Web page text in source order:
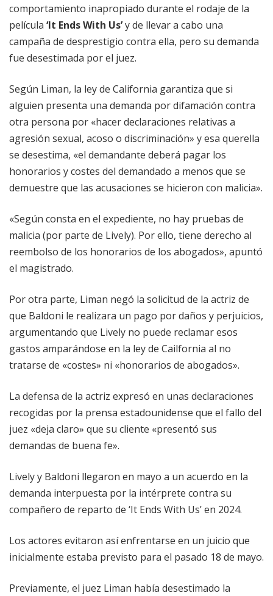
comportamiento inapropiado durante el rodaje de la
película ‘It Ends With Us’y de llevar a cabo una
campaña de desprestigio contra ella, pero su demanda
fue desestimada por el juez.
Según Liman, la ley de California garantiza que si
alguien presenta una demanda por difamación contra
otra persona por «hacer declaraciones relativas a
agresión sexual, acoso o discriminación» y esa querella
se desestima, «el demandante deberá pagar los
honorarios y costes del demandado a menos que se
demuestre que las acusaciones se hicieron con malicia».
«Según consta en el expediente, no hay pruebas de
malicia (por parte de Lively). Por ello, tiene derecho al
reembolso de los honorarios de los abogados», apuntó
el magistrado.
Por otra parte, Liman negó la solicitud de la actriz de
que Baldoni le realizara un pago por daños y perjuicios,
argumentando que Lively no puede reclamar esos
gastos amparándose en la ley de Cailfornia al no
tratarse de «costes» ni «honorarios de abogados».
La defensa de la actriz expresó en unas declaraciones
recogidas por la prensa estadounidense que el fallo del
juez «deja claro» que su cliente «presentó sus
demandas de buena fe».
Lively y Baldoni llegaron en mayo a un acuerdo en la
demanda interpuesta por la intérprete contra su
compañero de reparto de ‘It Ends With Us’ en 2024.
Los actores evitaron así enfrentarse en un juicio que
inicialmente estaba previsto para el pasado 18 de mayo.
Previamente, el juez Liman había desestimado la